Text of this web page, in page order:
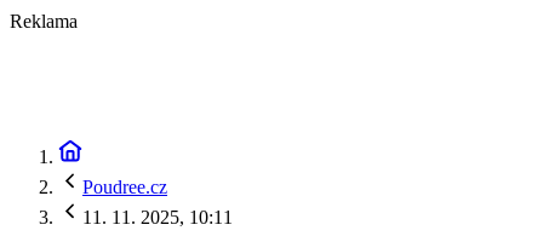
Reklama
Poudree.cz
11. 11. 2025, 10:11